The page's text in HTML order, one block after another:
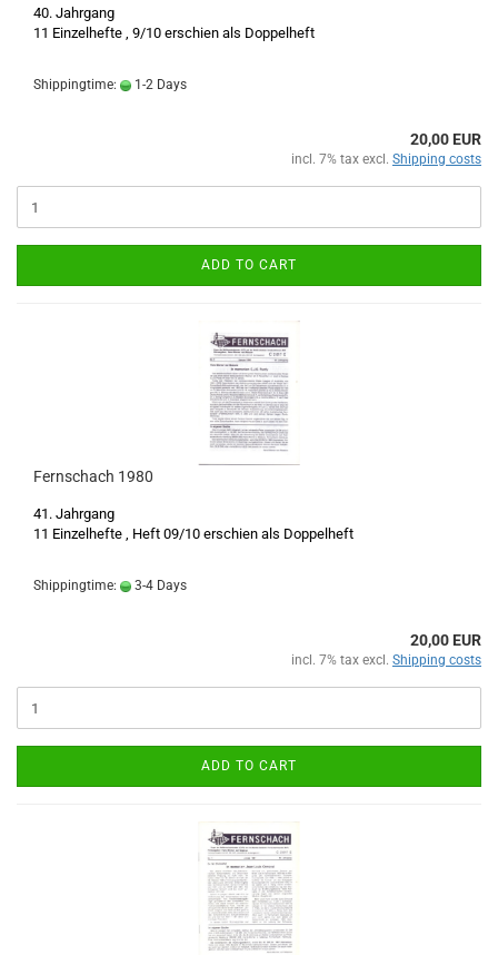
40. Jahrgang
11 Einzelhefte , 9/10 erschien als Doppelheft
Shippingtime: 1-2 Days
20,00 EUR
incl. 7% tax excl. Shipping costs
ADD TO CART
Fernschach 1980
41. Jahrgang
11 Einzelhefte , Heft 09/10 erschien als Doppelheft
Shippingtime: 3-4 Days
20,00 EUR
incl. 7% tax excl. Shipping costs
ADD TO CART